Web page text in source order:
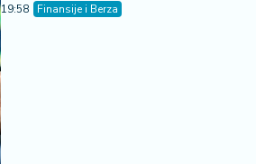
19:58 Finansije i Berza